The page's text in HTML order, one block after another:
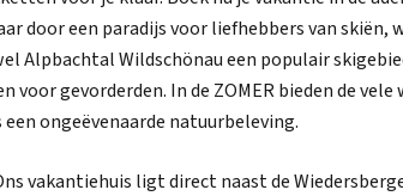
door een paradijs voor liefhebbers van skiën,
Alpbachtal Wildschönau een populair
voor gevorderden. In de ZOMER bieden de vele
ongeëvenaarde natuurbeleving.
vakantiehuis ligt direct naast de